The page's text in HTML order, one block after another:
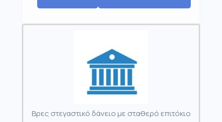
Βρες στεγαστικό δάνειο με σταθερό επιτόκιο